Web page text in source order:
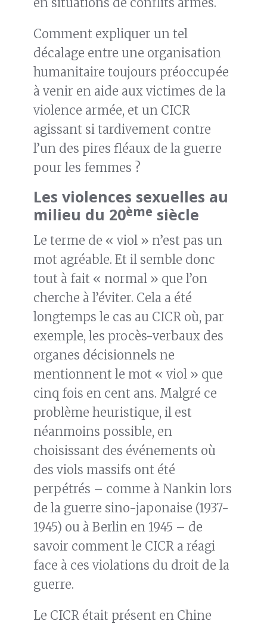
Comment expliquer un tel
décalage entre une organisation
humanitaire toujours préoccupée
à venir en aide aux victimes de la
violence armée, et un CICR
agissant si tardivement contre
l’un des pires fléaux de la guerre
pour les femmes ?
Les violences sexuelles au
milieu du 20ème siècle
Le terme de « viol » n’est pas un
mot agréable. Et il semble donc
tout à fait « normal » que l’on
cherche à l’éviter. Cela a été
longtemps le cas au CICR où, par
exemple, les procès-verbaux des
organes décisionnels ne
mentionnent le mot « viol » que
cinq fois en cent ans. Malgré ce
problème heuristique, il est
néanmoins possible, en
choisissant des événements où
des viols massifs ont été
perpétrés – comme à Nankin lors
de la guerre sino-japonaise (1937-
1945) ou à Berlin en 1945 – de
savoir comment le CICR a réagi
face à ces violations du droit de la
guerre.
Le CICR était présent en Chine